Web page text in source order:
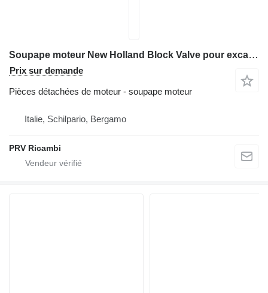
Soupape moteur New Holland Block Valve pour excavateur New Holland E 215
Prix sur demande
Pièces détachées de moteur - soupape moteur
Italie, Schilpario, Bergamo
PRV Ricambi